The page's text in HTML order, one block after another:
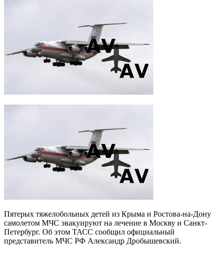
Пятерых тяжелобольных детей из Крыма и Ростова-на-Дону
самолетом МЧС эвакуируют на лечение в Москву и Санкт-
Петербург. Об этом ТАСС сообщил официальный
представитель МЧС РФ Александр Дробышевский.